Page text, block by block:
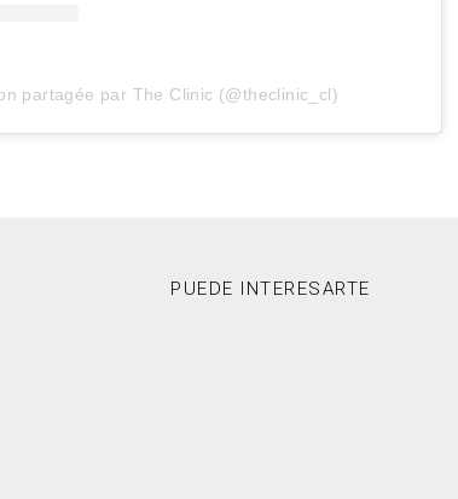
partagée par The Clinic (@theclinic_cl)
PUEDE INTERESARTE